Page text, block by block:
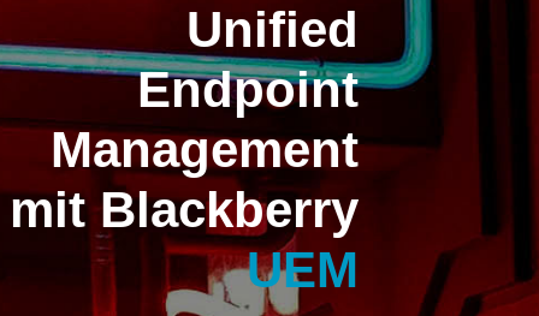
Unified
Endpoint
Management
mit Blackberry
UEM